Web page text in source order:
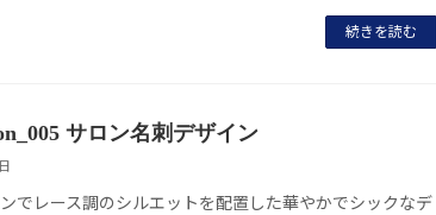
続きを読む
サロン名刺デザイン
でレース調のシルエットを配置した華やかでシックなデ